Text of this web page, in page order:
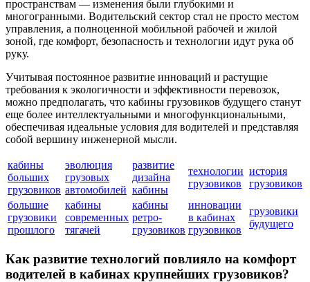
пространствам — изменения были глубокими и
многогранными. Водительский сектор стал не просто местом
управления, а полноценной мобильной рабочей и жилой
зоной, где комфорт, безопасность и технологии идут рука об
руку.
Учитывая постоянное развитие инноваций и растущие
требования к экологичности и эффективности перевозок,
можно предполагать, что кабины грузовиков будущего станут
еще более интеллектуальными и многофункциональными,
обеспечивая идеальные условия для водителей и представляя
собой вершину инженерной мысли.
кабины
больших
грузовиков
эволюция
грузовых
автомобилей
развитие
дизайна
кабины
технологии
грузовиков
история
грузовиков
большие
грузовики
прошлого
кабины
современных
тягачей
кабины
ретро-
грузовиков
инновации
в кабинах
грузовиков
грузовики
будущего
Как развитие технологий повлияло на комфорт
водителей в кабинах крупнейших грузовиков?